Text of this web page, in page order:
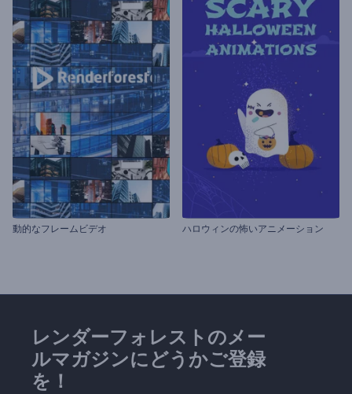
動的なフレームビデオ ハロウィンの怖いアニメーション
レンダーフォレストのメー
ルマガジンにどうかご登録
を！